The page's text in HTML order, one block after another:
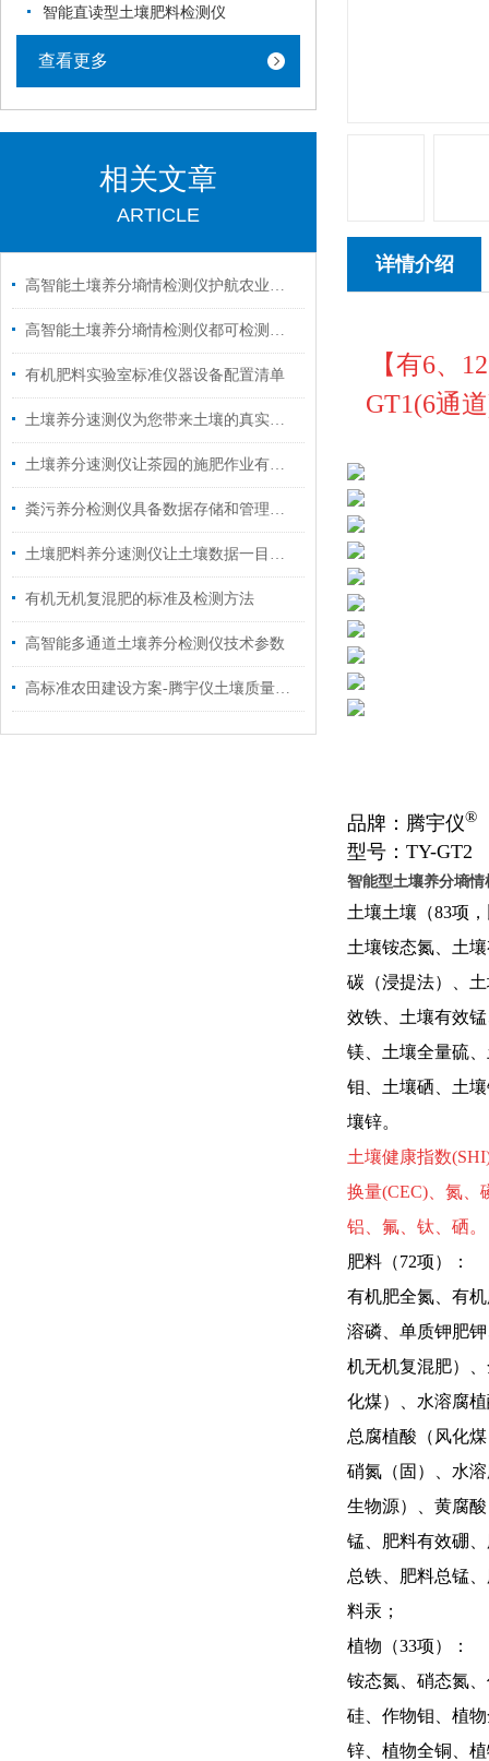
智能直读型土壤肥料检测仪
查看更多
相关文章
ARTICLE
高智能土壤养分墒情检测仪护航农业丰产秋收
高智能土壤养分墒情检测仪都可检测哪些项目
有机肥料实验室标准仪器设备配置清单
土壤养分速测仪为您带来土壤的真实情况
土壤养分速测仪让茶园的施肥作业有据可循
粪污养分检测仪具备数据存储和管理功能
土壤肥料养分速测仪让土壤数据一目了然
有机无机复混肥的标准及检测方法
高智能多通道土壤养分检测仪技术参数
高标准农田建设方案-腾宇仪土壤质量健康诊断仪
详情介绍
【有6、
GT1(6通
品牌： 腾宇仪®
型号： TY-GT2
智能型土壤养分墒
土壤土壤（83项
土壤铵态氮、土
碳（浸提法）、
效铁、土壤有效
镁、土壤全量硫
钼、土壤硒、土
壤锌。
土壤健康指数
换量(CEC)、氮、
铝、氟、钛、硒。
肥料（72项）：
有机肥全氮、有
溶磷、单质钾肥
机无机复混肥）
化煤）、水溶腐
总腐植酸（风化
硝氮（固）、水
生物源）、黄腐
锰、肥料有效硼
总铁、肥料总锰
料汞；
植物（33项）：
铵态氮、硝态氮
硅、作物钼、植
锌、植物全铜、